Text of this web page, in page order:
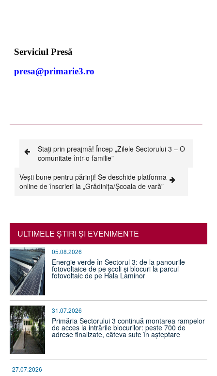
Serviciul Presă
presa@primarie3.ro
Stați prin preajmă! Încep „Zilele Sectorului 3 – O
comunitate într-o familie”
Vești bune pentru părinți! Se deschide platforma
online de înscrieri la „Grădinița/Școala de vară”
ULTIMELE ŞTIRI ŞI EVENIMENTE
05.08.2026
Energie verde în Sectorul 3: de la panourile
fotovoltaice de pe școli și blocuri la parcul
fotovoltaic de pe Hala Laminor
31.07.2026
Primăria Sectorului 3 continuă montarea rampelor
de acces la intrările blocurilor: peste 700 de
adrese finalizate, câteva sute în așteptare
27.07.2026